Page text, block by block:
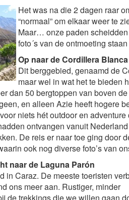
Het was na die 2 dagen raar
“normaal” om elkaar weer te
Maar… onze paden
foto´s van de ontmoeting
Op naar de Cordillera Blanca
Dit berggebied, genaamd de
maar wel in wat het te bieden
dan 50 bergtoppen van boven
en alleen Azie heeft hogere
niets hét outdoor en
ontvangen vanuit
De reis er naar toe ging door
ook nog diverse foto’s van
naar de Laguna Parón
in Caraz. De meeste toeristen
ons meer aan. Rustiger, minder
de trekkings die we willen gaan